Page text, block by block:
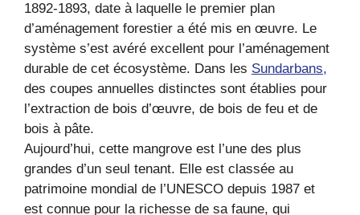
1892-1893, date à laquelle le premier plan
d’aménagement forestier a été mis en œuvre. Le
système s’est avéré excellent pour l’aménagement
durable de cet écosystème. Dans les Sundarbans,
des coupes annuelles distinctes sont établies pour
l’extraction de bois d’œuvre, de bois de feu et de
bois à pâte.
Aujourd’hui, cette mangrove est l’une des plus
grandes d’un seul tenant. Elle est classée au
patrimoine mondial de l’UNESCO depuis 1987 et
est connue pour la richesse de sa faune, qui